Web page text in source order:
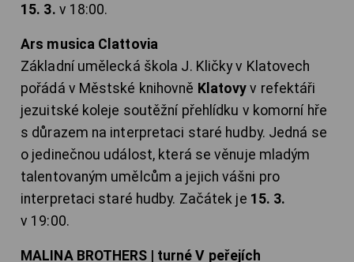
15. 3. v 18:00.
Ars musica Clattovia
Základní umělecká škola J. Kličky v Klatovech
pořádá v Městské knihovně Klatovy v refektáři
jezuitské koleje soutěžní přehlídku v komorní hře
s důrazem na interpretaci staré hudby. Jedná se
o jedinečnou událost, která se věnuje mladým
talentovaným umělcům a jejich vášni pro
interpretaci staré hudby. Začátek je 15. 3.
v 19:00.
MALINA BROTHERS | turné V peřejích